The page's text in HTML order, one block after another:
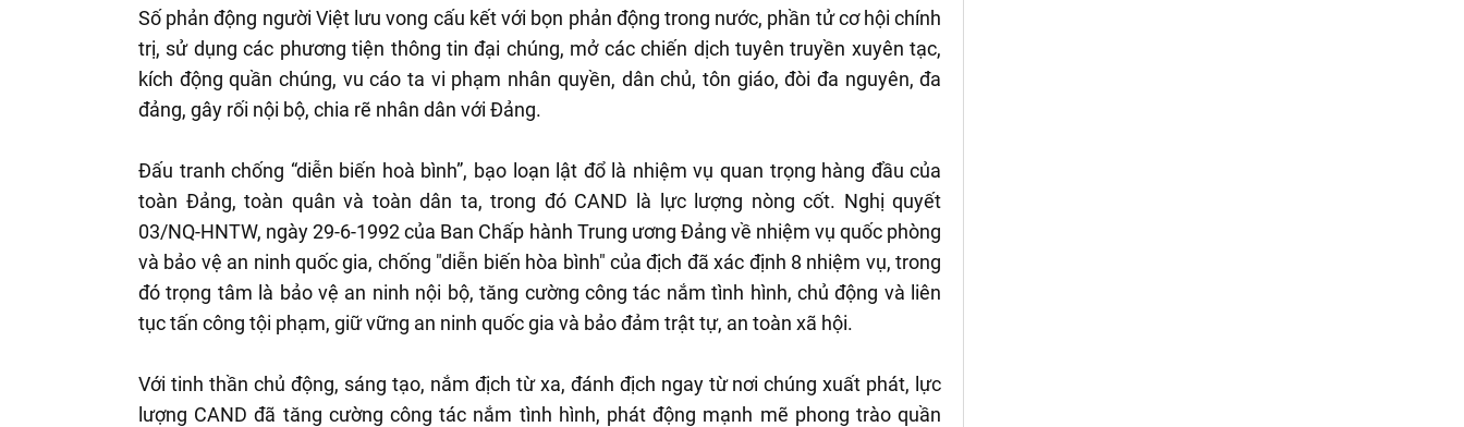
Số phản động người Việt lưu vong cấu kết với bọn phản động trong nước, phần tử cơ hội chính
trị, sử dụng các phương tiện thông tin đại chúng, mở các chiến dịch tuyên truyền xuyên tạc,
kích động quần chúng, vu cáo ta vi phạm nhân quyền, dân chủ, tôn giáo, đòi đa nguyên, đa
đảng, gây rối nội bộ, chia rẽ nhân dân với Đảng.
Đấu tranh chống “diễn biến hoà bình”, bạo loạn lật đổ là nhiệm vụ quan trọng hàng đầu của
toàn Đảng, toàn quân và toàn dân ta, trong đó CAND là lực lượng nòng cốt. Nghị quyết
03/NQ-HNTW, ngày 29-6-1992 của Ban Chấp hành Trung ương Đảng về nhiệm vụ quốc phòng
và bảo vệ an ninh quốc gia, chống "diễn biến hòa bình" của địch đã xác định 8 nhiệm vụ, trong
đó trọng tâm là bảo vệ an ninh nội bộ, tăng cường công tác nắm tình hình, chủ động và liên
tục tấn công tội phạm, giữ vững an ninh quốc gia và bảo đảm trật tự, an toàn xã hội.
Với tinh thần chủ động, sáng tạo, nắm địch từ xa, đánh địch ngay từ nơi chúng xuất phát, lực
lượng CAND đã tăng cường công tác nắm tình hình, phát động mạnh mẽ phong trào quần